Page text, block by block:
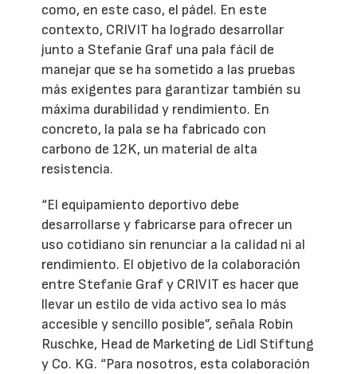
como, en este caso, el pádel. En este
contexto, CRIVIT ha logrado desarrollar
junto a Stefanie Graf una pala fácil de
manejar que se ha sometido a las pruebas
más exigentes para garantizar también su
máxima durabilidad y rendimiento. En
concreto, la pala se ha fabricado con
carbono de 12K, un material de alta
resistencia.
“El equipamiento deportivo debe
desarrollarse y fabricarse para ofrecer un
uso cotidiano sin renunciar a la calidad ni al
rendimiento. El objetivo de la colaboración
entre Stefanie Graf y CRIVIT es hacer que
llevar un estilo de vida activo sea lo más
accesible y sencillo posible”, señala Robin
Ruschke, Head de Marketing de Lidl Stiftung
y Co. KG. “Para nosotros, esta colaboración